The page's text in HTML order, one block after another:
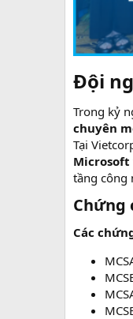
Đội
Trong kỷ
chuyên
Tại
Microsoft
tầng công
Chứng
Các